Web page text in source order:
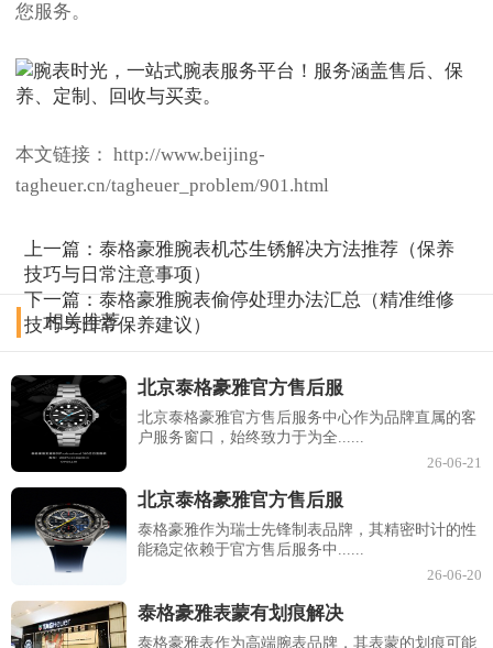
您服务。
本文链接： http://www.beijing-
tagheuer.cn/tagheuer_problem/901.html
上一篇：泰格豪雅腕表机芯生锈解决方法推荐（保养
技巧与日常注意事项）
下一篇：泰格豪雅腕表偷停处理办法汇总（精准维修
技巧与日常保养建议）
相关推荐
北京泰格豪雅官方售后服
北京泰格豪雅官方售后服务中心作为品牌直属的客
户服务窗口，始终致力于为全......
26-06-21
北京泰格豪雅官方售后服
泰格豪雅作为瑞士先锋制表品牌，其精密时计的性
能稳定依赖于官方售后服务中......
26-06-20
泰格豪雅表蒙有划痕解决
泰格豪雅表作为高端腕表品牌，其表蒙的划痕可能